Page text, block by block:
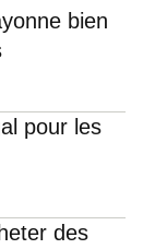
bien
pour les
des